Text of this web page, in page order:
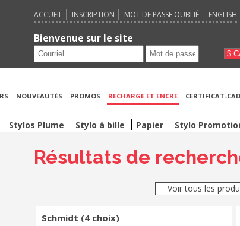
ACCUEIL INSCRIPTION MOT DE PASSE OUBLIÉ ENGLISH
Bienvenue sur le site
NOUVEAUTÉS PROMOS RECHARGE ET ENCRE CERTIFICAT-
Stylos Plume Stylo à bille Papier Stylo
Résultats de
Voir tous les
Schmidt (4 choix)